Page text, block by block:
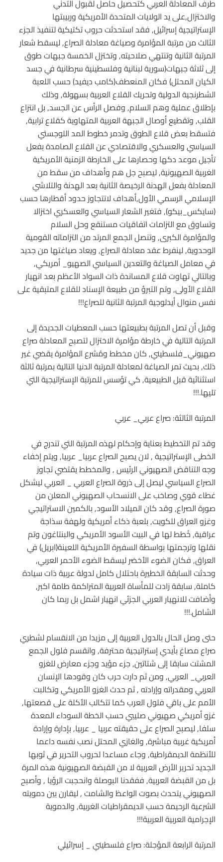
طرف المعادلة العربي كتحصيل حاصل لقبول التدني
والاختزال,على يد الولايات المتحدة الأمريكية وربيبتها
الإستراتيجية إسرائيل, فقد استحدثت حروب تكتيكية لتنفيذ الجزء
الثالث من مرتبة المؤامرة وصياغة معادلة الصراع, ليسقط شعار
المرتبة الثانية وتنتهي صلاحيته, وتختزل الخمسة جبهات طوق
إلى ثلاثة جبهات(سورية لبنانية وفلسطينية سرطانية في جسد
الكيان المحتل) فكان المنعطف(كامب ديفيد) حسب اللعبة
الشطرنجية الدولية وتحريك القلاع العربية بسهولة, وذلك
بإطلاق عملية وهم السلام, وفصل الرأس عن الجسد, بل انتزاع
القلب, وتقطيع أوصال الجبهة العربية المتهاوية كقلاع ترابية,
فتسقط بعض قلاع الطوق وتدمر خطوط المد اللوجستي
السياسي والعسكري والاقتصادي عن القلاع الصامدة بفعل
تأجيل موعد دكها وحصارها على الخارطة الزمنية الأمريكية
الغربية الصهيونية, ليصبح جل هم وأهداف من سقط من
المعادلة بفعل الهدنة الرخيصة الثانية بعد الهدنة والتلاشي
الإسلامي الرسمي الأول,أهداف لاتتجاوز حدود أقطارها حسب
(سايكس_بيكو), فتغير الشعار السياسي والعسكري اختزالا
وتساوق مع التزامات اتفاقيات مستنقع وحل السلام
والمؤامرة الكبرى, وتنصل الجمع المرتد من التزاماته القومية
الوحدوية, لينفرط عقد معادلة الصراع, ويعاد صياغتها من جديد
في معامل الصياغة والتعدين السياسي الصهيو_ أمريكي,
وبالتالي تهاوت قلاع المساندة ذات السواد الأعظم بعد انهيار
القلاع الأولى, وتم التبرؤ من طبيعة الإسناد للقلاع المتبقية على
نفس منوال أيدلوجية المرتبة الثانية للصراع!!!
وقبل أن تصل المرتبة بطبيعتها حسب المعطيات الجديدة إلى
المرتبة التالية في خارطة مؤامرة الاختزال لتصبح المعادلة صراع
صهيوني_فلسطيني, كان مخطط ومُشرع المؤامرة يقضي غير
ذلك, بحيث تمر الصياغة لمعادلة المرتبة الدنيا التالية بمرتبة ثالثة
استثنائية قبل الطبيعية, كي تؤسس للمرتبة الإستراتيجية التي
تليها.!!!
المرتبة الثالثة: صراع عربي_ عربي
وقد تم التخطيط بعناية وإحكام لهذه المرتبة التي تندرج في
الخطى الإستراتيجية , لان يصبح الصراع عربيا_ عربيا, ويتم إخفاء
وجه التناقض الصهيوني الرئيس , والمخطط يقتضي تجاوز
الصراع السياسي ليصل إلى ذروة الصراع العربي _ العربي ليشكل
غطاء قوي وصاخب على الانسحاب الصهيوني المعلن من
صورة الصراع, وقد كان الميلاد الأسود, بالكمين الاستراتيجي
وغزو العراق للكويت, بلعبة ذكاء أمريكية ولهفة سذاجة
عراقية, خُطط لها في البيت الأسود الأمريكي والبنتاغون وتم
نقلها وترجمتها بواسطة السفيرة الأمريكية اللعينة(ابريل) في
العراق, فكان الضوء الأخضر ليسقط الضوء الأحمر العربي,
وحدثت السابقة الخطيرة باحتلال كامل لدولة عربية ذات سيادة
كاملة, سابقة زادت للمأساة العربية المتراكمة طامة اكبر,
وأضافت للانهيار العربي الجزئي انهيار اشمل بل ربما كان
الشامل.!!!
حتى وصل الحال بالدول العربية إلى مزيدا من الانقسام لشطري
صراع مصاغ بأيدي إستراتيجية محترفة, وانقسم فلول الجمع
المشتت سابقا إلى شتاتين, جزء مؤيد وجزء معارض للغزو
العربي_ العربي, ومن ثم دارت حرب كان وقودها الإنسان
العربي ومقدراته وإرادته , ثم حدث الغزو الأمريكي وتكالبت
الأمم على باقي فلول العرب كما تتكالب الأكلة على قصعتها,
غزو أمريكي صهيوني صليبي حسب الخطة السوداء المعدة
سلفا, ليصبح الصراع على حقيقته عربيا _ عربيا, بإدارة وإرادة
أمريكية غربية مباشرة, والغازي المحتل نصب نفسه داعما
للأنظمة الديمقراطية, وجاء مساعدا لحروب التحرير في ثوبها
الجديد تحرير الأرض العربية لا من القبضة الصهيونية هذه المرة
بل من القبضة العربية, ففقدنا البوصلة وانحجبت الرؤيا , وأصبح
الصهيوني يتحدث بصوت الواعظ والشامت , ليقارن بين دمويته
الشرعية الرحيمة حسب الديمقراطيات الغربية, والدموية
الإجرامية العربية العربية!!!
المرتبة الرابعة المؤجلة: صراع فلسطيني _ إسرائيلي